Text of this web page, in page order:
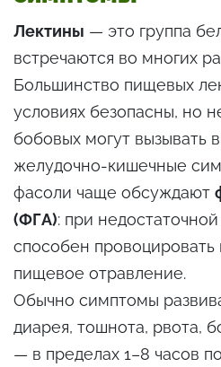
Лектины — это группа
встречаются во многих
Большинство пищевых
условиях безопасны, но
бобовых могут вызывать
желудочно-кишечные
фасоли чаще обсуждают
(ФГА): при
способен
пищевое отравление.
Обычно симптомы
диарея, тошнота, рвота,
— в пределах 1–8 часов